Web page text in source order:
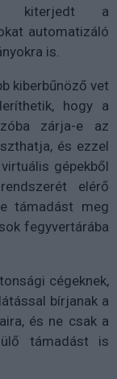
kiterjedt a
automatizáló
is.
kiberbűnöző vet
hogy a
zárja-e az
és ezzel
gépekből
elérő
támadást meg
fegyvertárába
cégeknek,
bírjanak a
és ne csak a
támadást is